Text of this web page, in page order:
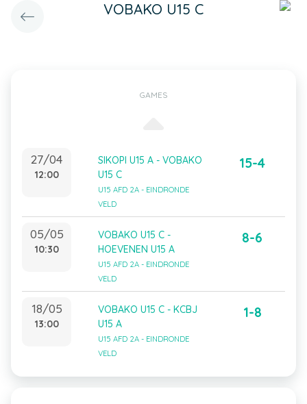
VOBAKO U15 C
GAMES
27/04
12:00
SIKOPI U15 A - VOBAKO
U15 C
U15 AFD 2A - EINDRONDE
VELD
15-4
05/05
10:30
VOBAKO U15 C -
HOEVENEN U15 A
U15 AFD 2A - EINDRONDE
VELD
8-6
18/05
13:00
VOBAKO U15 C - KCBJ
U15 A
U15 AFD 2A - EINDRONDE
VELD
1-8